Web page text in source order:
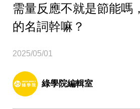
需量反應不就是節能嗎
的名詞幹嘛？
2025/05/01
綠學院編輯室